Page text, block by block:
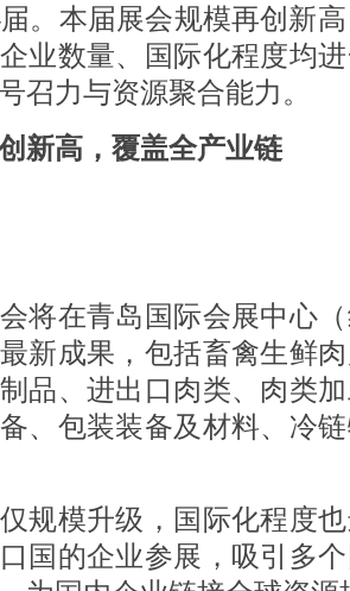
。本届展会规模再创新
业数量、国际化程度均
召力与资源聚合能力。
新高，覆盖全产业链
在青岛国际会展中心（
新成果，包括畜禽生鲜
品、进出口肉类、肉类
、包装装备及材料、冷
模升级，国际化程度也
国的企业参展，吸引多